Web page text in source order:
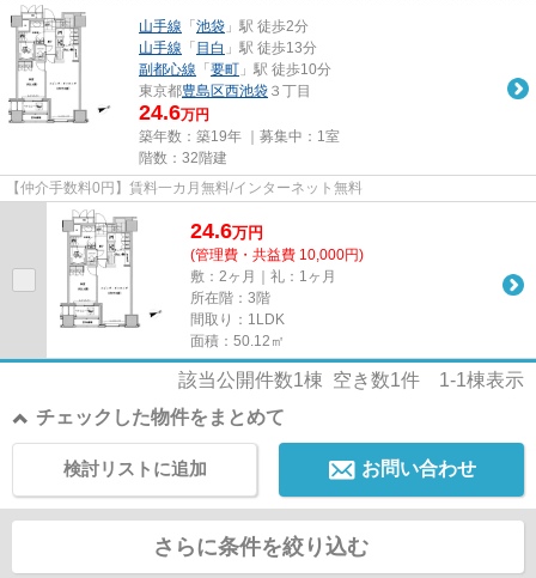
山手線 「 池袋 」駅 徒歩2分
山手線 「 目白 」駅 徒歩13分
副都心線 「 要町 」駅 徒歩10分
東京都豊島区西池袋 ３丁目
24.6万円
築年数：築19年 ｜募集中： 1室
階数：32階建
【仲介手数料0円】賃料一カ月無料/インターネット無料
24.6万円
(管理費・共益費 10,000円)
敷：2ヶ月｜礼：1ヶ月
所在階：3階
間取り：1LDK
面積：50.12㎡
該当公開件数1棟 空き数1件 1-1棟表示
チェックした物件をまとめて
お問い合わせ
検討リストに追加
さらに条件を絞り込む